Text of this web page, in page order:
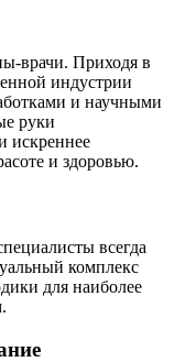
врачи. Приходя в
индустрии
и научными
руки
искреннее
и здоровью.
всегда
комплекс
для наиболее